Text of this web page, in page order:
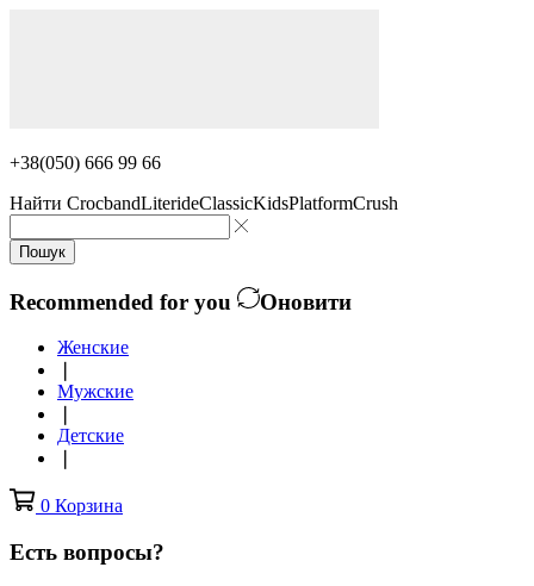
+38(050) 666 99 66
Найти CrocbandLiterideClassicKidsPlatformCrush
Пошук
Recommended for you Оновити
Женские
Мужские
Детские
0 Корзина
Есть вопросы?